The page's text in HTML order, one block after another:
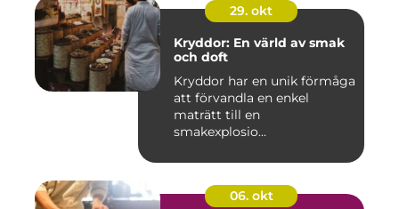
29. okt
Kryddor: En värld av smak
och doft
Kryddor har en unik förmåga
att förvandla en enkel
maträtt till en
smakexplosio...
06. okt